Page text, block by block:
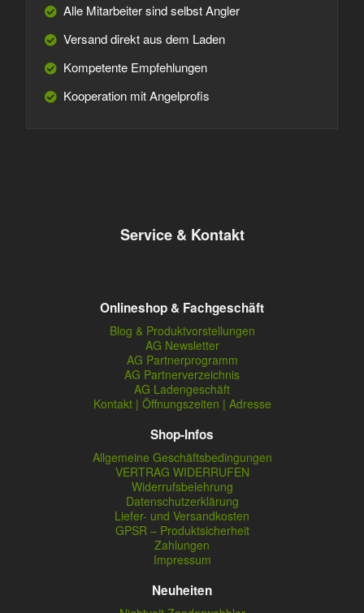
Alle Mitarbeiter sind selbst Angler
Versand direkt aus dem Laden
Kompetente Empfehlungen
Kooperation mit Angelprofis
Service & Kontakt
Onlineshop & Fachgeschäft
Blog & Produktvorstellungen
AG Newsletter
AG Partnerprogramm
AG Partnerverzeichnis
AG Ladengeschäft
Kontakt | Öffnungszeiten | Adresse
Shop-Infos
Allgemeine Geschäftsbedingungen
VERTRAG WIDERRUFEN
Widerrufsbelehrung
Datenschutzerklärung
Liefer- und Versandkosten
GPSR – Produktsicherheit
Zahlungen
Impressum
Neuheiten